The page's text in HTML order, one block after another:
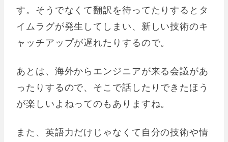
す。そうでなくて翻訳を待ってたりするとタ
イムラグが発生してしまい、新しい技術のキ
ャッチアップが遅れたりするので。
あとは、海外からエンジニアが来る会議があ
ったりするので、そこで話したりできたほう
が楽しいよねってのもありますね。
また、英語力だけじゃなくて自分の技術や情